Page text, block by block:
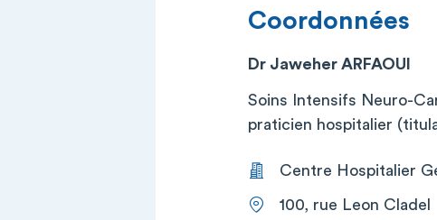
Coordonnées
Dr Jaweher ARFAOUI
Soins Intensifs Neuro-
praticien hospitalier
Centre Hospitalier
100, rue Leon Cladel